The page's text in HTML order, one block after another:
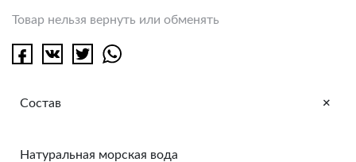
Товар нельзя вернуть или обменять
Состав +
Натуральная морская вода